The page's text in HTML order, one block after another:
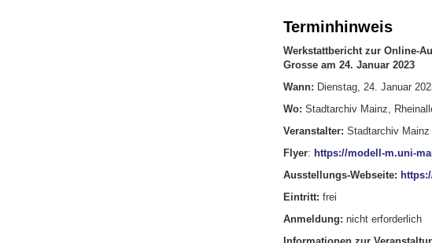
Terminhinweis
Werkstattbericht zur Online-
Grosse am 24. Januar 2023
Wann: Dienstag, 24. Januar
Wo: Stadtarchiv Mainz,
Veranstalter: Stadtarchiv
Flyer: https://modell-m.uni-
Ausstellungs-Webseite:
Eintritt: frei
Anmeldung: nicht erforderlich